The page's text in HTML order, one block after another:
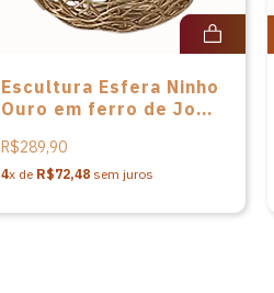
Escultura Esfera Ninho
Ouro em ferro de José
R$289,90
4x de R$72,48 sem juros